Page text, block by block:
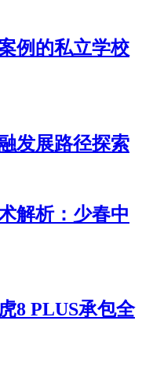
例的私立学校
发展路径探索
解析：少春中
8 PLUS承包全